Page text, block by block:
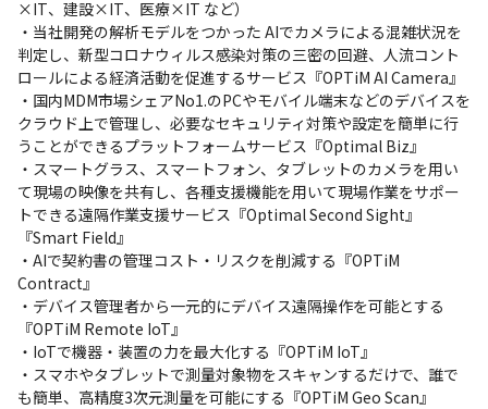
×IT、建設×IT、医療×IT など）
・当社開発の解析モデルをつかった AIでカメラによる混雑状況を
判定し、新型コロナウィルス感染対策の三密の回避、人流コント
ロールによる経済活動を促進するサービス『OPTiM AI Camera』
・国内MDM市場シェアNo1.のPCやモバイル端末などのデバイスを
クラウド上で管理し、必要なセキュリティ対策や設定を簡単に行
うことができるプラットフォームサービス『Optimal Biz』
・スマートグラス、スマートフォン、タブレットのカメラを用い
て現場の映像を共有し、各種支援機能を用いて現場作業をサポー
トできる遠隔作業支援サービス『Optimal Second Sight』
『Smart Field』
・AIで契約書の管理コスト・リスクを削減する『OPTiM
Contract』
・デバイス管理者から一元的にデバイス遠隔操作を可能とする
『OPTiM Remote IoT』
・IoTで機器・装置の力を最大化する『OPTiM IoT』
・スマホやタブレットで測量対象物をスキャンするだけで、誰で
も簡単、高精度3次元測量を可能にする『OPTiM Geo Scan』